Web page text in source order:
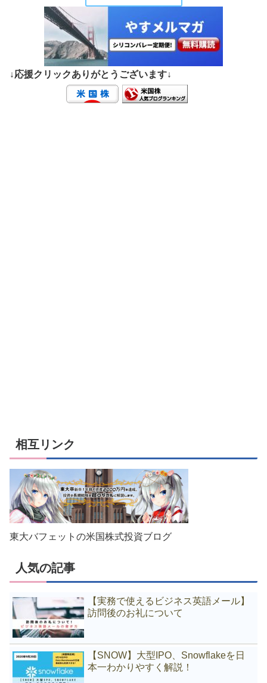
↓応援クリックありがとうございます↓
相互リンク
東大バフェットの米国株式投資ブログ
人気の記事
【実務で使えるビジネス英語メール】
訪問後のお礼について
【SNOW】大型IPO、Snowflakeを日
本一わかりやすく解説！